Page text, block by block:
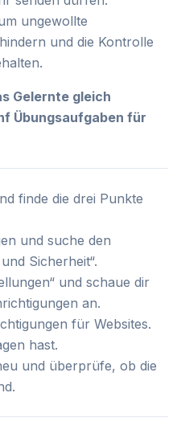
ungewollte
und die Kontrolle
Gelernte gleich
Übungsaufgaben für
finde die drei Punkte
und suche den
Sicherheit“.
und schaue dir
an.
für Websites.
hast.
und überprüfe, ob die